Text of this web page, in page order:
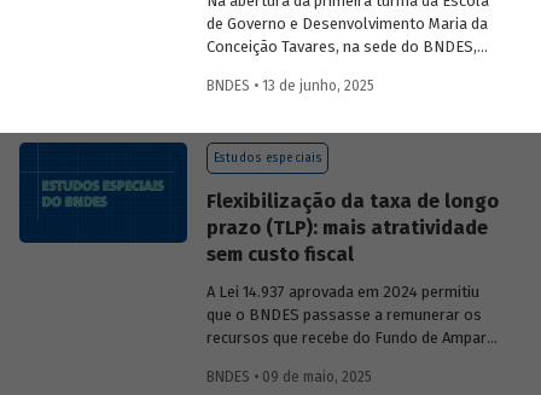
de Governo e Desenvolvimento Maria da
Conceição Tavares, na sede do BNDES,
José Manuel Salazar-Xirinachs, Secretário
Ministra de Gestão e Inovação para o
Setor Público debatarem um novo
região.
BNDES • 13 de junho, 2025
Estudos especiais
Flexibilização da taxa de longo
prazo (TLP): mais atratividade
sem custo fiscal
A Lei 14.937 aprovada em 2024 permitiu
que o BNDES passasse a remunerar os
recursos que recebe do Fundo de Amparo
quanto por taxas nominais prefixadas de
BNDES • 09 de maio, 2025